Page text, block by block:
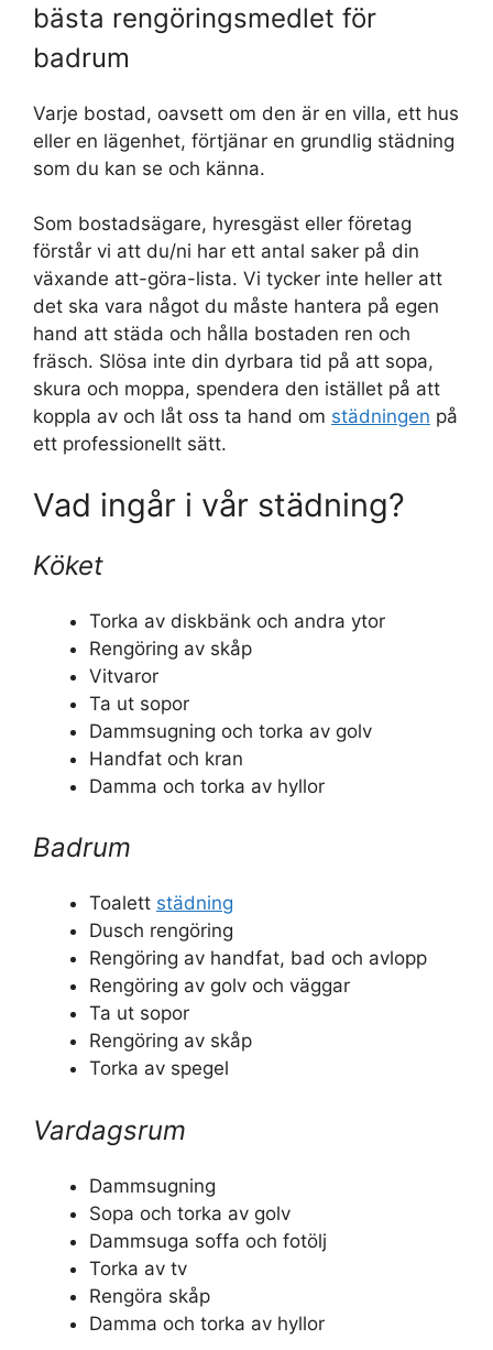
bästa rengöringsmedlet för
badrum
Varje bostad, oavsett om den är en villa, ett hus
eller en lägenhet, förtjänar en grundlig städning
som du kan se och känna.
Som bostadsägare, hyresgäst eller företag
förstår vi att du/ni har ett antal saker på din
växande att-göra-lista. Vi tycker inte heller att
det ska vara något du måste hantera på egen
hand att städa och hålla bostaden ren och
fräsch. Slösa inte din dyrbara tid på att sopa,
skura och moppa, spendera den istället på att
koppla av och låt oss ta hand om städningen på
ett professionellt sätt.
Vad ingår i vår städning?
Köket
Torka av diskbänk och andra ytor
Rengöring av skåp
Vitvaror
Ta ut sopor
Dammsugning och torka av golv
Handfat och kran
Damma och torka av hyllor
Badrum
Toalett städning
Dusch rengöring
Rengöring av handfat, bad och avlopp
Rengöring av golv och väggar
Ta ut sopor
Rengöring av skåp
Torka av spegel
Vardagsrum
Dammsugning
Sopa och torka av golv
Dammsuga soffa och fotölj
Torka av tv
Rengöra skåp
Damma och torka av hyllor